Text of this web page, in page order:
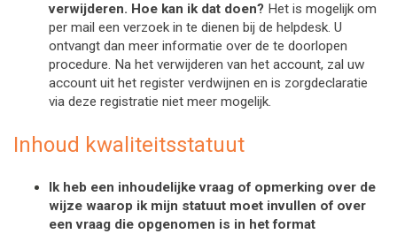
verwijderen. Hoe kan ik dat doen? Het is mogelijk om
per mail een verzoek in te dienen bij de helpdesk. U
ontvangt dan meer informatie over de te doorlopen
procedure. Na het verwijderen van het account, zal uw
account uit het register verdwijnen en is zorgdeclaratie
via deze registratie niet meer mogelijk.
Inhoud kwaliteitsstatuut
Ik heb een inhoudelijke vraag of opmerking over de
wijze waarop ik mijn statuut moet invullen of over
een vraag die opgenomen is in het format